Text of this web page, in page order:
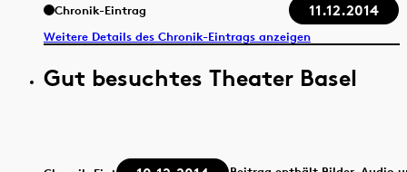
Chronik-Eintrag 11.12.2014
Weitere Details des Chronik-Eintrags anzeigen
Gut besuchtes Theater Basel